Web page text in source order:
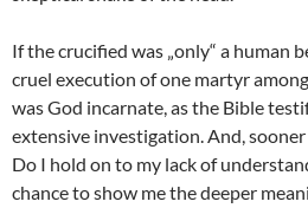
If the crucified was „only“ a human
cruel execution of one martyr
was God incarnate, as the Bible
extensive investigation. And,
Do I hold on to my lack of
chance to show me the deeper